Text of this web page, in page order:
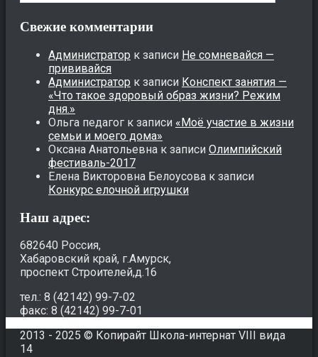
Свежие комментарии
Администратор к записи Не сомневайся —
прививайся
Администратор к записи Конспект занятия —
«Что такое здоровый образ жизни? Режим
дня.»
Ольга педагог к записи «Моё участие в жизни
семьи и моего дома»
Оксана Анатольевна к записи Олимпийский
фестиваль-2017
Елена Викторовна Белоусова к записи
Конкурс елочной игрушки
Наш адрес:
682640 Россия,
Хабаровский край, г.Амурск,
проспект Строителей,д.16
тел.: 8 (42142) 99-7-02
факс: 8 (42142) 99-7-01
2013 - 2025 © Копирайт Школа-интернат VIII вида
14